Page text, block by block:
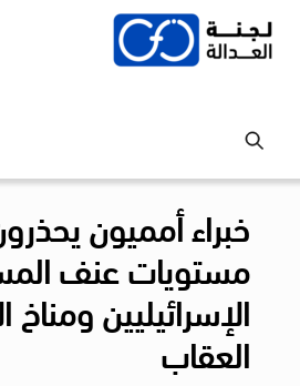
Skip
خبراء أمميون
مستويات عنف
الإسرائيليين
العقاب